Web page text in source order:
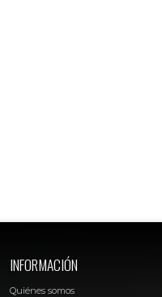
INFORMACIÓN
Quiénes somos